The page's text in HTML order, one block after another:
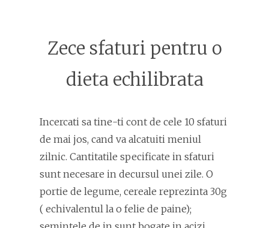
Zece sfaturi pentru o
dieta echilibrata
Incercati sa tine-ti cont de cele 10 sfaturi
de mai jos, cand va alcatuiti meniul
zilnic. Cantitatile specificate in sfaturi
sunt necesare in decursul unei zile. O
portie de legume, cereale reprezinta 30g
( echivalentul la o felie de paine);